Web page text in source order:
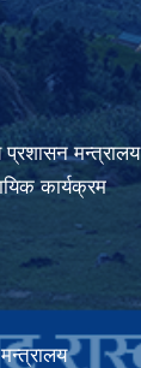
प्रशासन मन्त्रालय
कार्यक्रम
मन्त्रालय